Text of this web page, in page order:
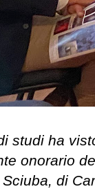
studi ha
onorario
di